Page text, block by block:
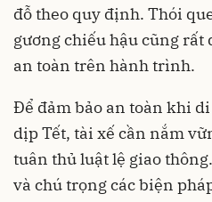
đỗ theo quy định. Thói
gương chiếu hậu cũng rất
an toàn trên hành trình.
Để đảm bảo an toàn khi
dịp Tết, tài xế cần nắm
tuân thủ luật lệ giao
và chú trọng các biện